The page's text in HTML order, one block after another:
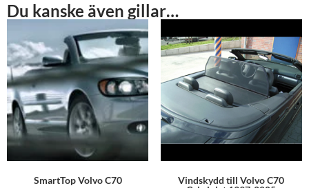
Du kanske även gillar…
SmartTop Volvo C70
Vindskydd till Volvo C70